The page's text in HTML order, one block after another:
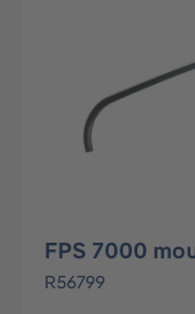
FPS 7000
R56799